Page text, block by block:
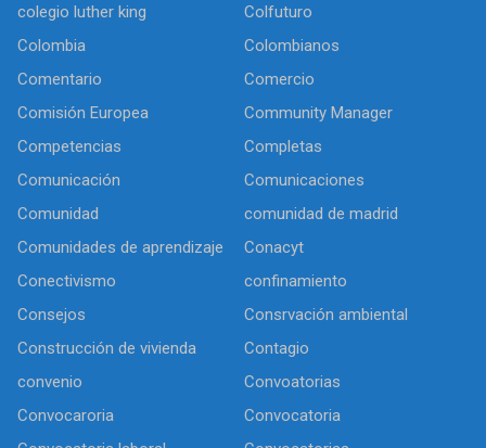
colegio luther king
Colfuturo
Colombia
Colombianos
Comentario
Comercio
Comisión Europea
Community Manager
Competencias
Completas
Comunicación
Comunicaciones
Comunidad
comunidad de madrid
Comunidades de aprendizaje
Conacyt
Conectivismo
confinamiento
Consejos
Consrvación ambiental
Construcción de vivienda
Contagio
convenio
Convoatorias
Convocaroria
Convocatoria